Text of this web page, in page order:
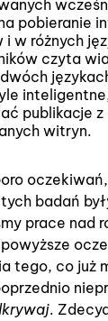
pobieranie
i w różnych
czyta
publikacje
witryn.
badań
prace nad
tego, co już
.